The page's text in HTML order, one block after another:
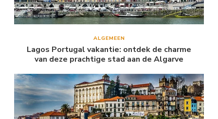
ALGEMEEN
Lagos Portugal vakantie: ontdek de charme
van deze prachtige stad aan de Algarve